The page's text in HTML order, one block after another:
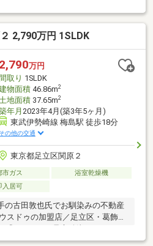
2階43.06m2◇間口：
カースペース有り最大2台駐車
います。）◇LDKは約13.5畳あ
◇全居室が2面採光◇南バルコニ
にトイレ有り◇2階洋室にはロフ
ークインクローゼット
2,790万円 1SLDK
2,790万円
間取り 1SLDK
物面積46.86m2
地面積37.65m2
年月2023年4月(築3年5ヶ月)
東武伊勢崎線 梅島駅 徒歩18分
その他の交通
東京都足立区関原２
市ガス
浴室乾燥機
入居可
の古田敦也氏でお馴染みの不動産
スドゥの加盟店／足立区・葛飾区
『ハウスドゥ足立綾瀬』のスタッ
豊富なスタッフ＆元気いっぱいの